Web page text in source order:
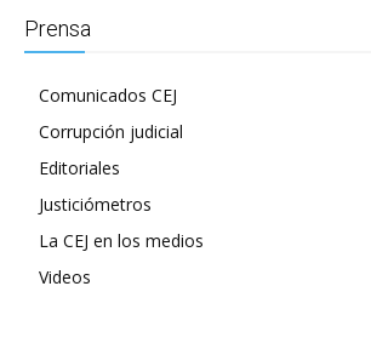
Prensa
Comunicados CEJ
Corrupción judicial
Editoriales
Justiciómetros
La CEJ en los medios
Videos